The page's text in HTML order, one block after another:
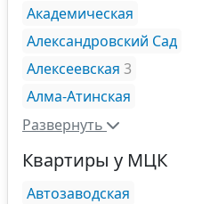
Академическая
Александровский Сад
Алексеевская 3
Алма-Атинская
Развернуть
Квартиры у МЦК
Автозаводская